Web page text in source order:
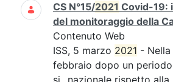
CS N°15/2021 Covid-19:
del monitoraggio della
Contenuto Web
ISS, 5 marzo 2021 -
febbraio dopo un
si...nazionale rispetto alla